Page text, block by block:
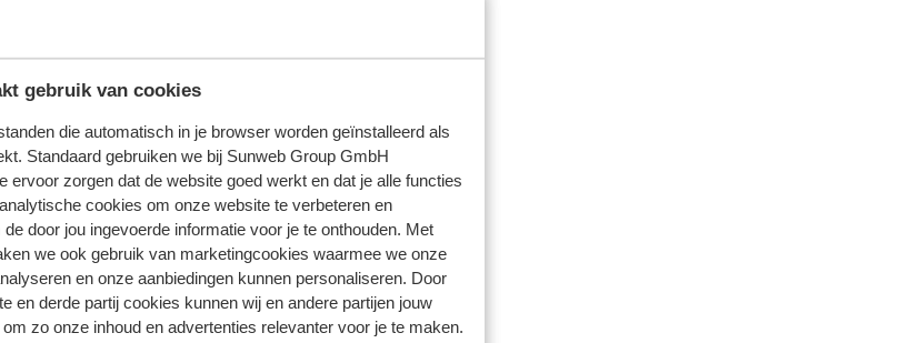
gebruik van cookies
die automatisch in je browser worden geïnstalleerd als
Standaard gebruiken we bij Sunweb Group GmbH
ervoor zorgen dat de website goed werkt en dat je alle functies
cookies om onze website te verbeteren en
door jou ingevoerde informatie voor je te onthouden. Met
we ook gebruik van marketingcookies waarmee we onze
en onze aanbiedingen kunnen personaliseren. Door
en derde partij cookies kunnen wij en andere partijen jouw
zo onze inhoud en advertenties relevanter voor je te maken.
ons product eerlijk weergeven.